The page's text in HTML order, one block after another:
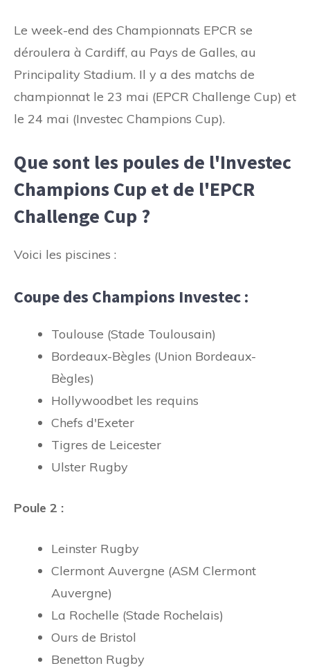
Le week-end des Championnats EPCR se
déroulera à Cardiff, au Pays de Galles, au
Principality Stadium. Il y a des matchs de
championnat le 23 mai (EPCR Challenge Cup) et
le 24 mai (Investec Champions Cup).
Que sont les poules de l'Investec
Champions Cup et de l'EPCR
Challenge Cup ?
Voici les piscines :
Coupe des Champions Investec :
Toulouse (Stade Toulousain)
Bordeaux-Bègles (Union Bordeaux-
Bègles)
Hollywoodbet les requins
Chefs d'Exeter
Tigres de Leicester
Ulster Rugby
Poule 2 :
Leinster Rugby
Clermont Auvergne (ASM Clermont
Auvergne)
La Rochelle (Stade Rochelais)
Ours de Bristol
Benetton Rugby